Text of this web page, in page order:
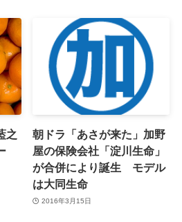
之
朝ドラ「あさが来た」加野
屋の保険会社「淀川生命」
が合併により誕生 モデル
は大同生命
2016年3月15日